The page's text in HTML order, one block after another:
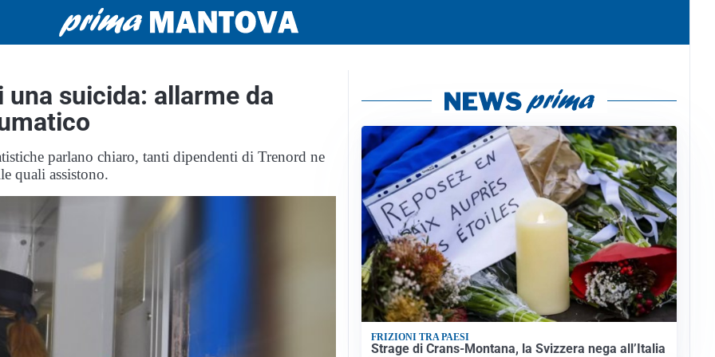
suicida: allarme da
parlano chiaro, tanti dipendenti di Trenord ne
quali assistono.
FRIZIONI TRA PAESI
Strage di Crans-Montana, la Svizzera nega all’Italia